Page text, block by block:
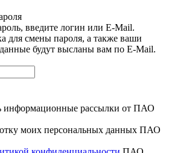
введите логин или E-Mail.
для смены пароля, а также ваши
будут высланы вам по E-Mail.
информационные рассылки от ПАО
моих персональных данных ПАО